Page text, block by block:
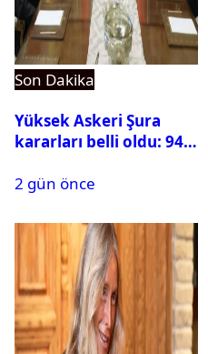
Son Dakika
Yüksek Askeri Şura
kararları belli oldu: 94
2 gün önce